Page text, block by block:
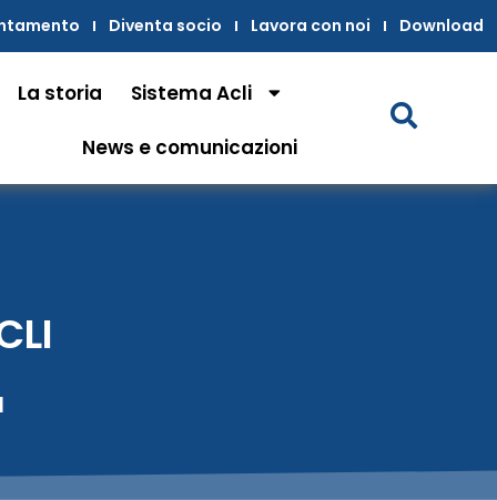
Diventa socio Lavora con noi Download
La storia Sistema Acli
News e comunicazioni